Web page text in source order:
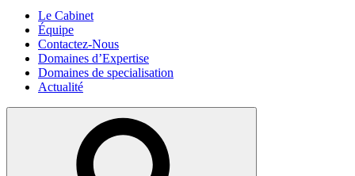
Le Cabinet
Équipe
Contactez-Nous
Domaines d’Expertise
Domaines de specialisation
Actualité